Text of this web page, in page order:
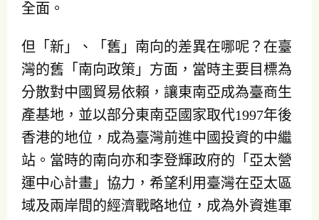
全面。
但「新」、「舊」南向的差異在哪呢？在臺
灣的舊「南向政策」方面，當時主要目標為
分散對中國貿易依賴，讓東南亞成為臺商生
產基地，並以部分東南亞國家取代1997年後
香港的地位，成為臺灣前進中國投資的中繼
站。當時的南向亦和李登輝政府的「亞太營
運中心計畫」協力，希望利用臺灣在亞太區
域及兩岸間的經濟戰略地位，成為外資進軍